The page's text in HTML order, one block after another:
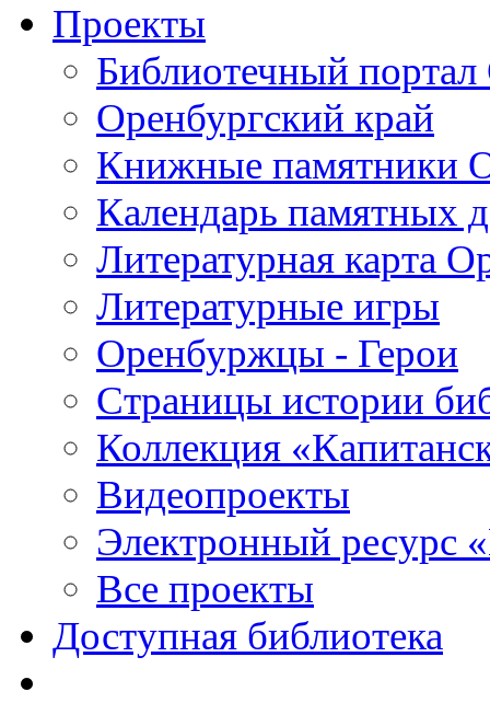
Проекты
Библиотечный портал
Оренбургский край
Книжные памятники
Календарь памятных
Литературная карта
Литературные игры
Оренбуржцы - Герои
Страницы истории
Коллекция
Видеопроекты
Электронный ресурс
Все проекты
Доступная библиотека